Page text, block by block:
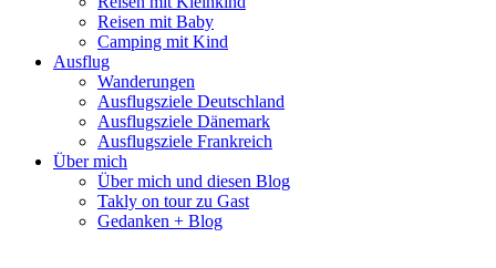
Reisen mit Baby
Camping mit Kind
Ausflug
Wanderungen
Ausflugsziele Deutschland
Ausflugsziele Dänemark
Ausflugsziele Frankreich
Über mich
Über mich und diesen Blog
Takly on tour zu Gast
Gedanken + Blog